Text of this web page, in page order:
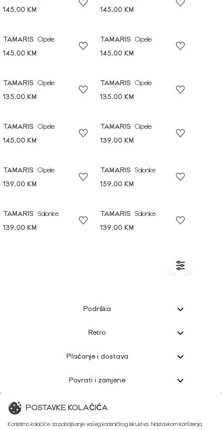
145,00 KM
145,00 KM
TAMARIS
Cipele
145,00 KM
TAMARIS
Cipele
145,00 KM
TAMARIS
Cipele
135,00 KM
TAMARIS
Cipele
135,00 KM
TAMARIS
Cipele
145,00 KM
TAMARIS
Cipele
139,00 KM
TAMARIS
Cipele
139,00 KM
TAMARIS
Salonke
159,00 KM
TAMARIS
Salonke
139,00 KM
TAMARIS
Salonke
139,00 KM
Podrška
Retro
Plaćanje i dostava
Povrati i zamjene
Korisnička podrška
POSTAVKE KOLAČIĆA
Koristimo kolačiće za poboljšanje vašeg korisničkog iskustva. Nastavkom korištenja